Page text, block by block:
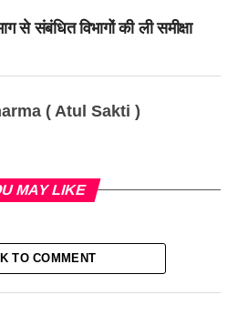
से संबंधित विभागों की ली समीक्षा
( Atul Sakti )
MAY LIKE
TO COMMENT